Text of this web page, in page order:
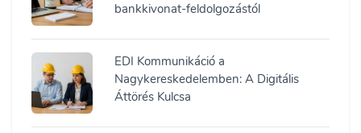
bankkivonat-feldolgozástól
EDI Kommunikáció a
Nagykereskedelemben: A Digitális
Áttörés Kulcsa